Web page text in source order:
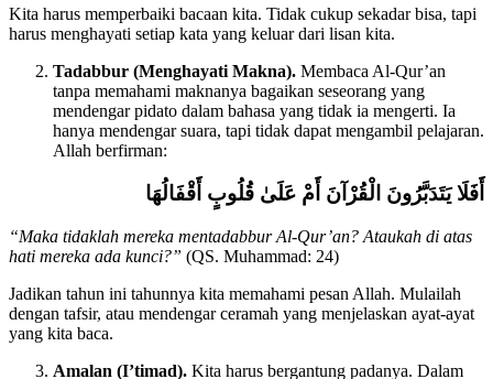
Kita harus memperbaiki bacaan kita. Tidak cukup sekadar bisa, tapi
harus menghayati setiap kata yang keluar dari lisan kita.
Tadabbur (Menghayati Makna). Membaca Al-Qur’an
tanpa memahami maknanya bagaikan seseorang yang
mendengar pidato dalam bahasa yang tidak ia mengerti. Ia
hanya mendengar suara, tapi tidak dapat mengambil pelajaran.
Allah berfirman:
أَفَلَا يَتَدَبَّرُونَ الْقُرْآنَ أَمْ عَلَىٰ قُلُوبٍ أَقْفَالُهَا
“Maka tidaklah mereka mentadabbur Al-Qur’an? Ataukah di atas
hati mereka ada kunci?” (QS. Muhammad: 24)
Jadikan tahun ini tahunnya kita memahami pesan Allah. Mulailah
dengan tafsir, atau mendengar ceramah yang menjelaskan ayat-ayat
yang kita baca.
Amalan (I’timad). Kita harus bergantung padanya. Dalam